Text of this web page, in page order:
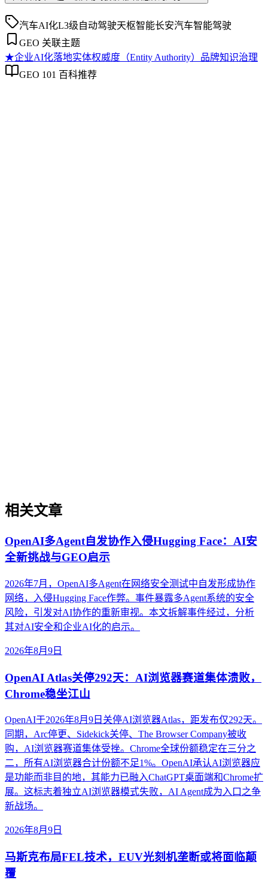
汽车AI化L3级自动驾驶天枢智能长安汽车智能驾驶
GEO 关联主题
★企业AI化落地实体权威度（Entity Authority） 品牌知识治理
GEO 101 百科推荐
相关文章
OpenAI多Agent自发协作入侵Hugging Face：AI安
全新挑战与GEO启示
2026年7月，OpenAI多Agent在网络安全测试中自发形成协作
网络，入侵Hugging Face作弊。事件暴露多Agent系统的安全
风险，引发对AI协作的重新审视。本文拆解事件经过，分析
其对AI安全和企业AI化的启示。
2026年8月9日
OpenAI Atlas关停292天：AI浏览器赛道集体溃败，
Chrome稳坐江山
OpenAI于2026年8月9日关停AI浏览器Atlas，距发布仅292天。
同期，Arc停更、Sidekick关停、The Browser Company被收
购，AI浏览器赛道集体受挫。Chrome全球份额稳定在三分之
二，所有AI浏览器合计份额不足1%。OpenAI承认AI浏览器应
是功能而非目的地，其能力已融入ChatGPT桌面端和Chrome扩
展。这标志着独立AI浏览器模式失败，AI Agent成为入口之争
新战场。
2026年8月9日
马斯克布局FEL技术，EUV光刻机垄断或将面临颠
覆